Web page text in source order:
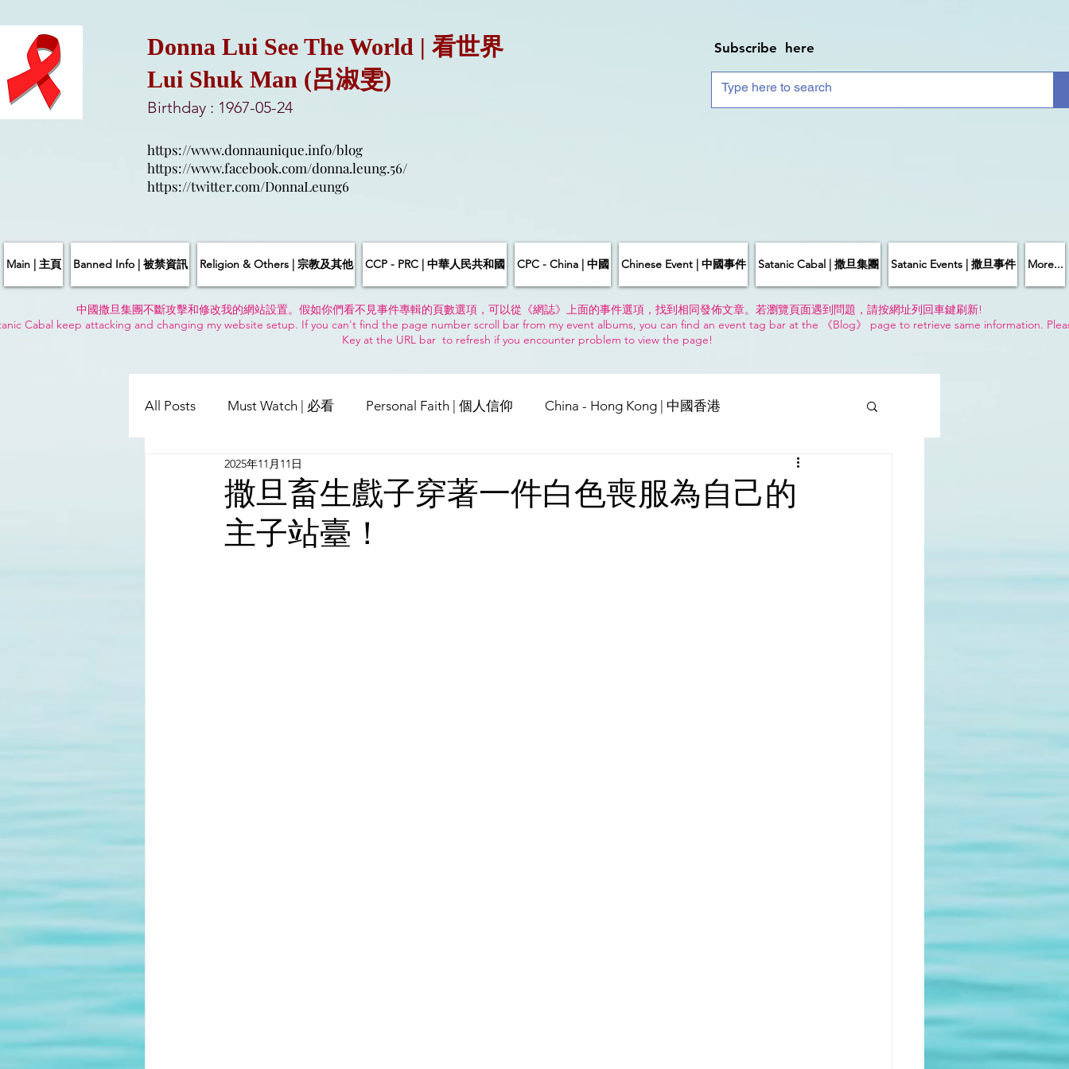
Donna Lui See The World | 看世界
Lui Shuk Man (呂淑雯)
Birthday : 1967-05-24
https://www.donnaunique.info/blog
https://www.facebook.com/donna.leung.56/
https://twitter.com/DonnaLeung6
Subscribe here
Main | 主頁 Banned Info | 被禁資訊 Religion & Others | 宗教及其他 CCP - PRC | 中華人民共和國 CPC - China | 中國 Chinese Event | 中國事件 Satanic Cabal | 撒旦集團 Satanic Events | 撒旦事件 More...
中國撒旦集團不斷攻擊和修改我的網站設置。假如你們看不見事件專輯的頁數選項，可以從《網誌》上面的事件選項，找到相同發佈文章。若瀏覽頁面遇到問題，請按網址列回車鍵刷新!
Cabal keep attacking and changing my website setup. If you can't find the page number scroll bar from my event albums, you can find an event tag bar at the 《Blog》 page to retrieve same information.
Key at the URL bar to refresh if you encounter problem to view the page!
All Posts Must Watch | 必看 Personal Faith | 個人信仰 China - Hong Kong | 中國香港
China - Taiwan | 中國臺灣
Satanic Cabals | 撒旦集團 USA | 美國
撒旦畜生戲子穿著一件白色喪服為自己的
主子站臺！
2025年11月11日